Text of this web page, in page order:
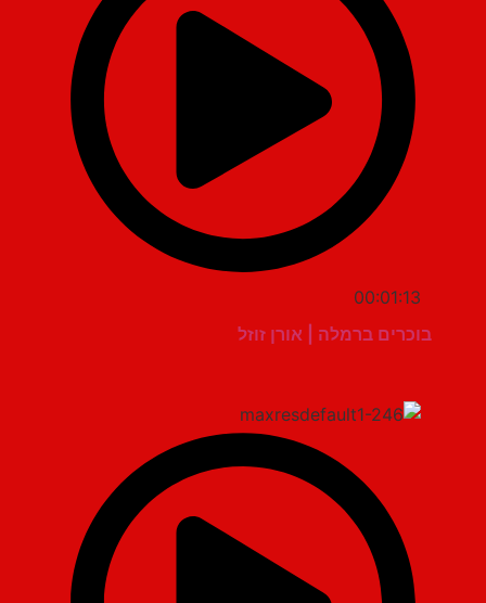
00:01:13
בוכרים ברמלה | אורן זוזל